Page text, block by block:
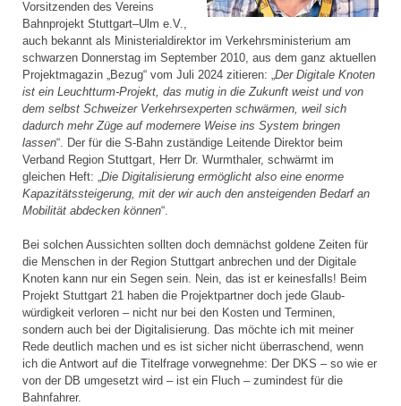
Vorsitzenden des Vereins
Bahnprojekt Stuttgart–Ulm e.V.,
auch bekannt als Ministerial­direktor im Verkehrsministerium am
schwarzen Donnerstag im September 2010, aus dem ganz aktuellen
Projektmagazin „Bezug“ vom Juli 2024 zitieren: „Der Digitale Knoten
ist ein Leuchtturm-Projekt, das mutig in die Zukunft weist und von
dem selbst Schweizer Verkehrsexperten schwärmen, weil sich
dadurch mehr Züge auf modernere Weise ins System bringen
lassen“. Der für die S-Bahn zuständige Leitende Direktor beim
Verband Region Stuttgart, Herr Dr. Wurmthaler, schwärmt im
gleichen Heft: „Die Digitalisierung ermöglicht also eine enorme
Kapazitätssteigerung, mit der wir auch den ansteigenden Bedarf an
Mobilität abdecken können“.
Bei solchen Aussichten sollten doch demnächst goldene Zeiten für
die Menschen in der Region Stuttgart anbrechen und der Digitale
Knoten kann nur ein Segen sein. Nein, das ist er keinesfalls! Beim
Projekt Stuttgart 21 haben die Projektpartner doch jede Glaub­
würdigkeit verloren – nicht nur bei den Kosten und Terminen,
sondern auch bei der Digitalisierung. Das möchte ich mit meiner
Rede deutlich machen und es ist sicher nicht überraschend, wenn
ich die Antwort auf die Titelfrage vorwegnehme: Der DKS – so wie er
von der DB umgesetzt wird – ist ein Fluch – zumindest für die
Bahnfahrer.